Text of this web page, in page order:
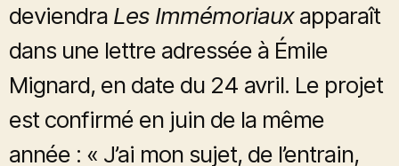
deviendra Les Immémoriauxapparaît
dans une lettre adressée à Émile
Mignard, en date du 24 avril. Le projet
est confirmé en juin de la même
année : « J’ai mon sujet, de l’entrain,